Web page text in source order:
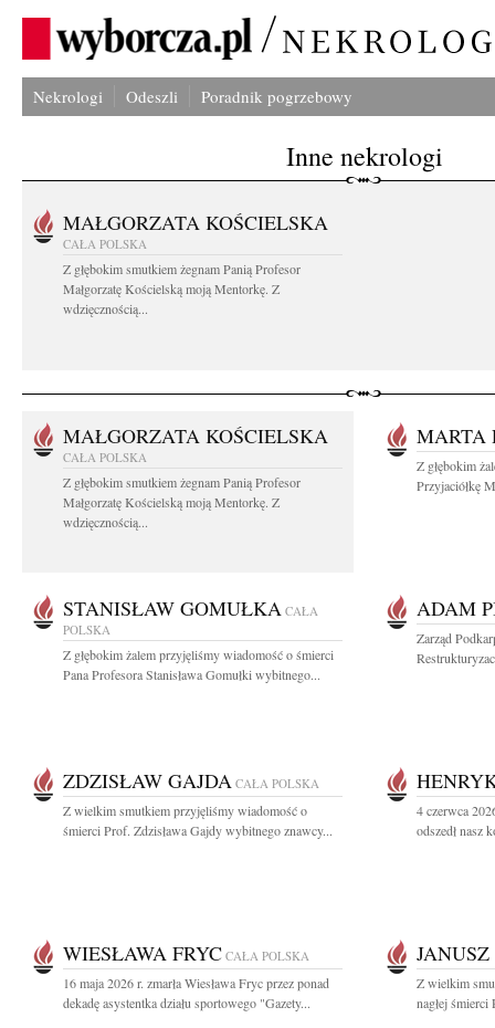
Nekrologi Odeszli Poradnik pogrzebowy
Inne nekrologi
MAŁGORZATA KOŚCIELSKA
CAŁA POLSKA
Z głębokim smutkiem żegnam Panią Profesor
Małgorzatę Kościelską moją Mentorkę. Z
wdzięcznością...
MAŁGORZATA KOŚCIELSKA
CAŁA POLSKA
Z głębokim smutkiem żegnam Panią Profesor
Małgorzatę Kościelską moją Mentorkę. Z
wdzięcznością...
MARTA
Z głębokim
Przyjaciółkę
STANISŁAW GOMUŁKA CAŁA
POLSKA
Z głębokim żalem przyjęliśmy wiadomość o śmierci
Pana Profesora Stanisława Gomułki wybitnego...
ADAM
Zarząd
ZDZISŁAW GAJDA CAŁA POLSKA
Z wielkim smutkiem przyjęliśmy wiadomość o
śmierci Prof. Zdzisława Gajdy wybitnego znawcy...
4 czerwca
odszedł nasz
WIESŁAWA FRYC CAŁA POLSKA
16 maja 2026 r. zmarła Wiesława Fryc przez ponad
dekadę asystentka działu sportowego "Gazety...
Z wielkim
nagłej